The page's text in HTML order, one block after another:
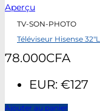
Aperçu
TV-SON-PHOTO
Téléviseur Hisense
78.000CFA
EUR: €127
Ajouter au panier